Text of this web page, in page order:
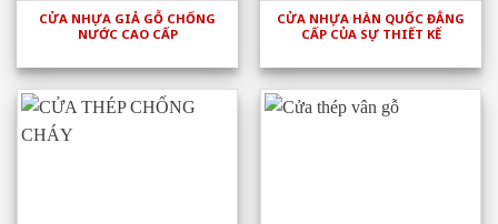
CỬA NHỰA GIẢ GỖ CHỐNG
NƯỚC CAO CẤP
CỬA NHỰA HÀN QUỐC ĐẲNG
CẤP CỦA SỰ THIẾT KẾ